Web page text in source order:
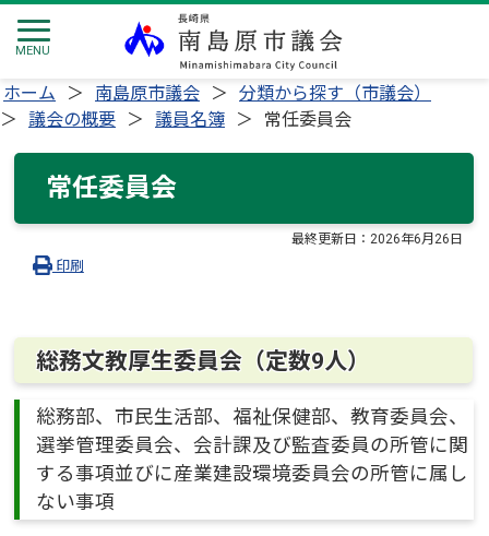
ホーム 南島原市議会
分類から探す（市議会）
議会の概要
議員名簿 常任委員会
常任委員会
最終更新日： 2026年6月26日
印刷
総務文教厚生委員会（定数9人）
総務部、市民生活部、福祉保健部、教育委員会、
選挙管理委員会、会計課及び監査委員の所管に関
する事項並びに産業建設環境委員会の所管に属し
ない事項